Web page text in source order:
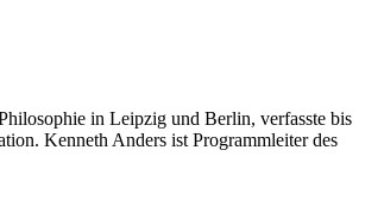
in Leipzig und Berlin, verfasste bis
Kenneth Anders ist Programmleiter des